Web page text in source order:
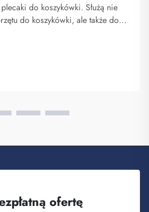
do koszykówki. Służą nie
do koszykówki, ale także do
potrzebę atrakcyjnego i
ofertę